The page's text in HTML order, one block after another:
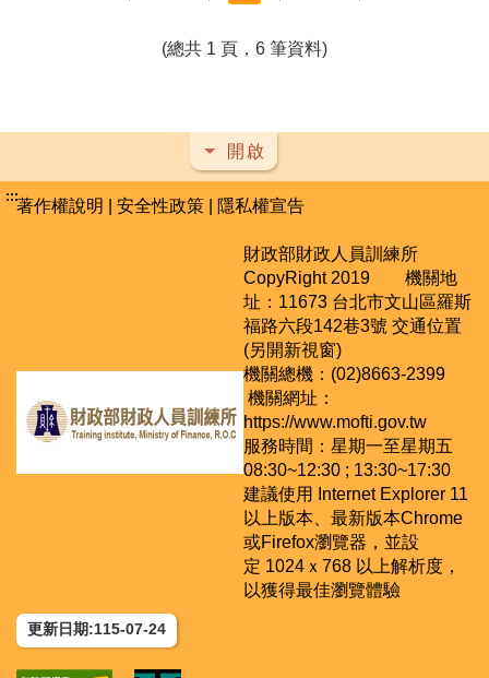
(總共 1 頁，6 筆資料)
開啟
:::著作權說明 安全性政策 隱私權宣告
財政部財政人員訓練所
CopyRight 2019 機關地
址：11673 台北市文山區羅斯
福路六段142巷3號 交通位置
(另開新視窗)
機關總機：(02)8663-2399
機關網址：
https://www.mofti.gov.tw
服務時間：星期一至星期五
08:30~12:30 ; 13:30~17:30
建議使用 Internet Explorer 11
以上版本、最新版本Chrome
或Firefox瀏覽器，並設
定 1024ｘ768 以上解析度，
以獲得最佳瀏覽體驗
更新日期:115-07-24